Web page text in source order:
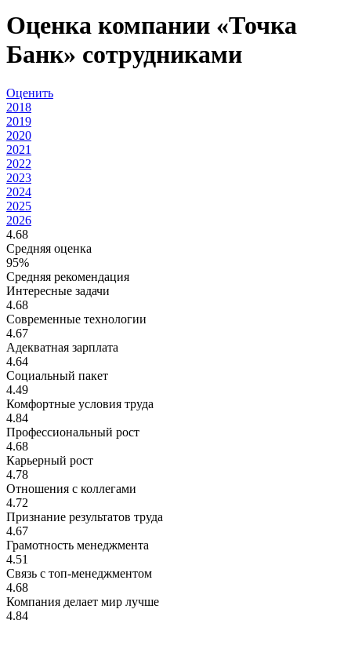
Оценка компании «Точка
Банк» сотрудниками
Оценить
2018
2019
2020
2021
2022
2023
2024
2025
2026
4.68
Средняя оценка
95%
Средняя рекомендация
Интересные задачи
4.68
Современные технологии
4.67
Адекватная зарплата
4.64
Социальный пакет
4.49
Комфортные условия труда
4.84
Профессиональный рост
4.68
Карьерный рост
4.78
Отношения с коллегами
4.72
Признание результатов труда
4.67
Грамотность менеджмента
4.51
Связь с топ-менеджментом
4.68
Компания делает мир лучше
4.84